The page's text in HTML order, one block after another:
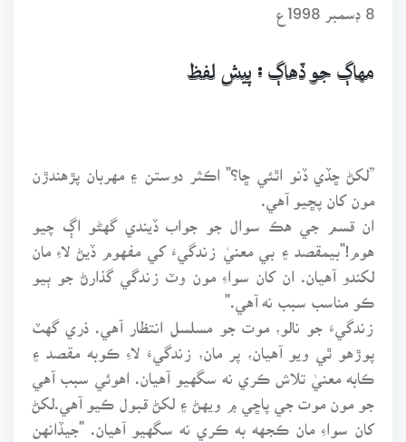
8 ڊسمبر 1998ع
مهاڳ جو ڏهاڳ : پيش لفظ
”لکڻ ڇڏي ڏنو اٿئي ڇا؟" اڪثر دوستن ۽ مهربان پڙهندڙن
مون کان پڇيو آهي.
ان قسم جي هڪ سوال جو جواب ڏيندي گهڻو اڳ چيو
هوم!"بيمقصد ۽ بي معنيٰ زندگيءَ کي مفهوم ڏيڻ لاءِ مان
لکندو آهيان. ان کان سواءِ مون وٽ زندگي گذارڻ جو ٻيو
ڪو مناسب سبب نه آهي."
زندگيءَ جو نالو، موت جو مسلسل انتظار آهي. ذري گهٽ
پوڙهو ٿي ويو آهيان، پر مان، زندگيءَ لاءِ ڪوبه مقصد ۽
ڪابه معنيٰ تلاش ڪري نه سگهيو آهيان. اهوئي سبب آهي
جو مون موت جي پاڇي ۾ ويهڻ ۽ لکڻ قبول ڪيو آهي.لکڻ
کان سواءِ مان ڪجهه به ڪري نه سگهيو آهيان. "جيڏانهن